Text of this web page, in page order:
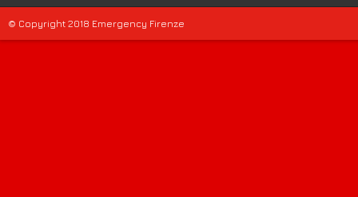
© Copyright 2018 Emergency Firenze